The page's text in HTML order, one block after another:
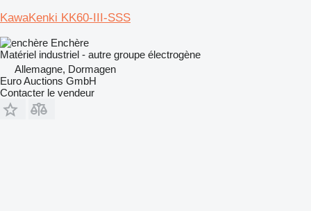
KawaKenki KK60-III-SSS
Enchère
Matériel industriel - autre groupe électrogène
Allemagne, Dormagen
Euro Auctions GmbH
Contacter le vendeur